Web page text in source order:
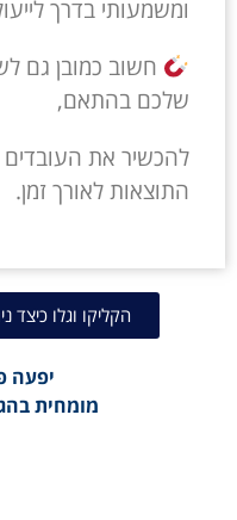
ומשמעותי בדרך
חשוב כמובן גם
שלכם בהתאם,
להכשיר את
התוצאות לאורך זמן.
הקליקו וגלו
יפעה
מומחית